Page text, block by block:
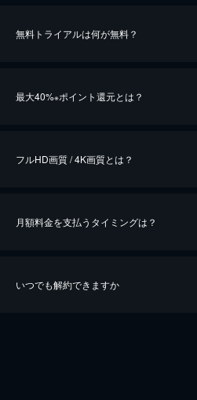
無料トライアルは何が無料？
最大40%※ポイント還元とは？
※40％ポイント還元の対象は、クレジットカード
iOSアプリのUコイン決済による作品の購入 / レ
フルHD画質 / 4K画質とは？
月額料金を支払うタイミングは？
いつでも解約できますか